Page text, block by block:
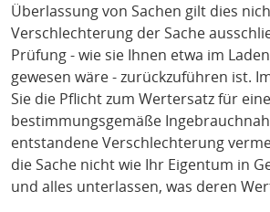
Überlassung von Sachen gilt dies
Verschlechterung der Sache
Prüfung - wie sie Ihnen etwa im
gewesen wäre - zurückzuführen ist.
Sie die Pflicht zum Wertersatz für
bestimmungsgemäße
entstandene Verschlechterung
die Sache nicht wie Ihr Eigentum in
und alles unterlassen, was deren